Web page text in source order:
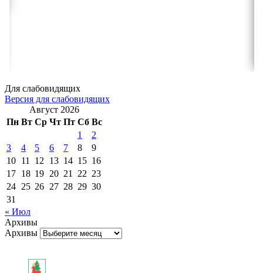
Для слабовидящих
Версия для слабовидящих
Август 2026
Пн Вт Ср Чт Пт Сб Вс
1
2
3
4 5 6 7 8
9
10 11 12 13 14 15 16
17 18 19 20 21 22 23
24 25 26 27 28 29 30
31
« Июл
Архивы
Архивы